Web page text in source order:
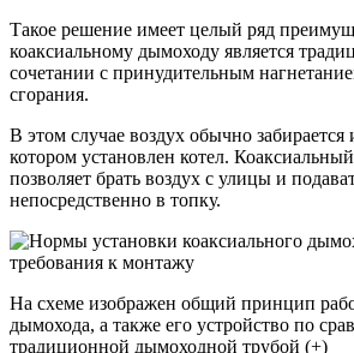
Такое решение имеет целый ряд
коаксиальному дымоходу является
сочетании с принудительным
сгорания.
В этом случае воздух обычно
котором установлен котел.
позволяет брать воздух с улицы и
непосредственно в топку.
На схеме изображен общий принцип
дымохода, а также его устройство по
традиционной дымоходной трубой (+)